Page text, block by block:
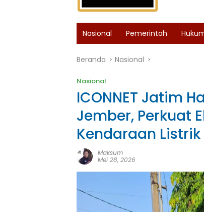
Nasional Pemerintah
Beranda Nasional
Nasional
ICONNET Jatim
Jember, Perkuat
Kendaraan
Maksum
Mei 28, 2026